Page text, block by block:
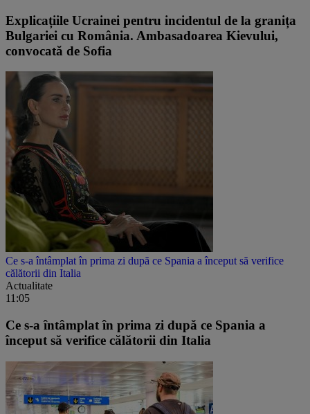
Explicațiile Ucrainei pentru incidentul de la granița
Bulgariei cu România. Ambasadoarea Kievului,
convocată de Sofia
Ce s-a întâmplat în prima zi după ce Spania a început să verifice
călătorii din Italia
Actualitate
11:05
Ce s-a întâmplat în prima zi după ce Spania a
început să verifice călătorii din Italia